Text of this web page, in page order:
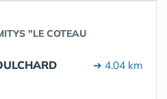
"LE COTEAU
➔ 4.04 km